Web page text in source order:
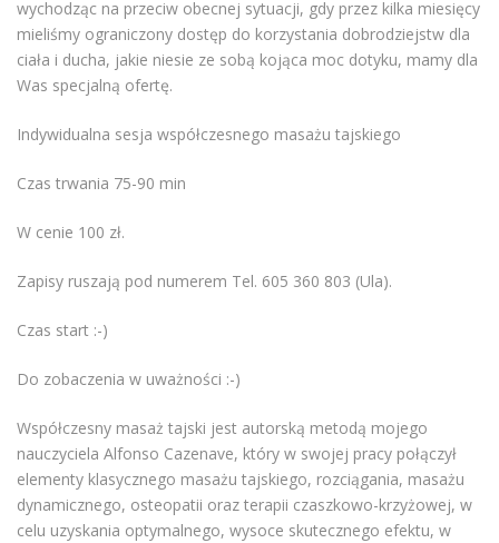
wychodząc na przeciw obecnej sytuacji, gdy przez kilka miesięcy
mieliśmy ograniczony dostęp do korzystania dobrodziejstw dla
ciała i ducha, jakie niesie ze sobą kojąca moc dotyku, mamy dla
Was specjalną ofertę.
Indywidualna sesja współczesnego masażu tajskiego
Czas trwania 75-90 min
W cenie 100 zł.
Zapisy ruszają pod numerem Tel. 605 360 803 (Ula).
Czas start :-)
Do zobaczenia w uważności :-)
Współczesny masaż tajski jest autorską metodą mojego
nauczyciela Alfonso Cazenave, który w swojej pracy połączył
elementy klasycznego masażu tajskiego, rozciągania, masażu
dynamicznego, osteopatii oraz terapii czaszkowo-krzyżowej, w
celu uzyskania optymalnego, wysoce skutecznego efektu, w